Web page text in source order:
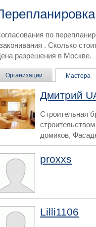
по
. Сколько
разрешения в Москве.
Организации Мастера
Дмитрий
Строительная
домиков,
proxxs
Lilli1106